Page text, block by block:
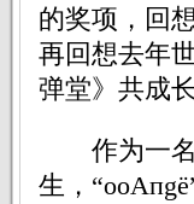
的奖项，回
再回想去年
弹堂》共成长
作为一名
生，